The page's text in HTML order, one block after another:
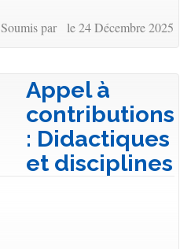
Soumis par le 24 Décembre 2025
Appel à
contributions
: Didactiques
et disciplines